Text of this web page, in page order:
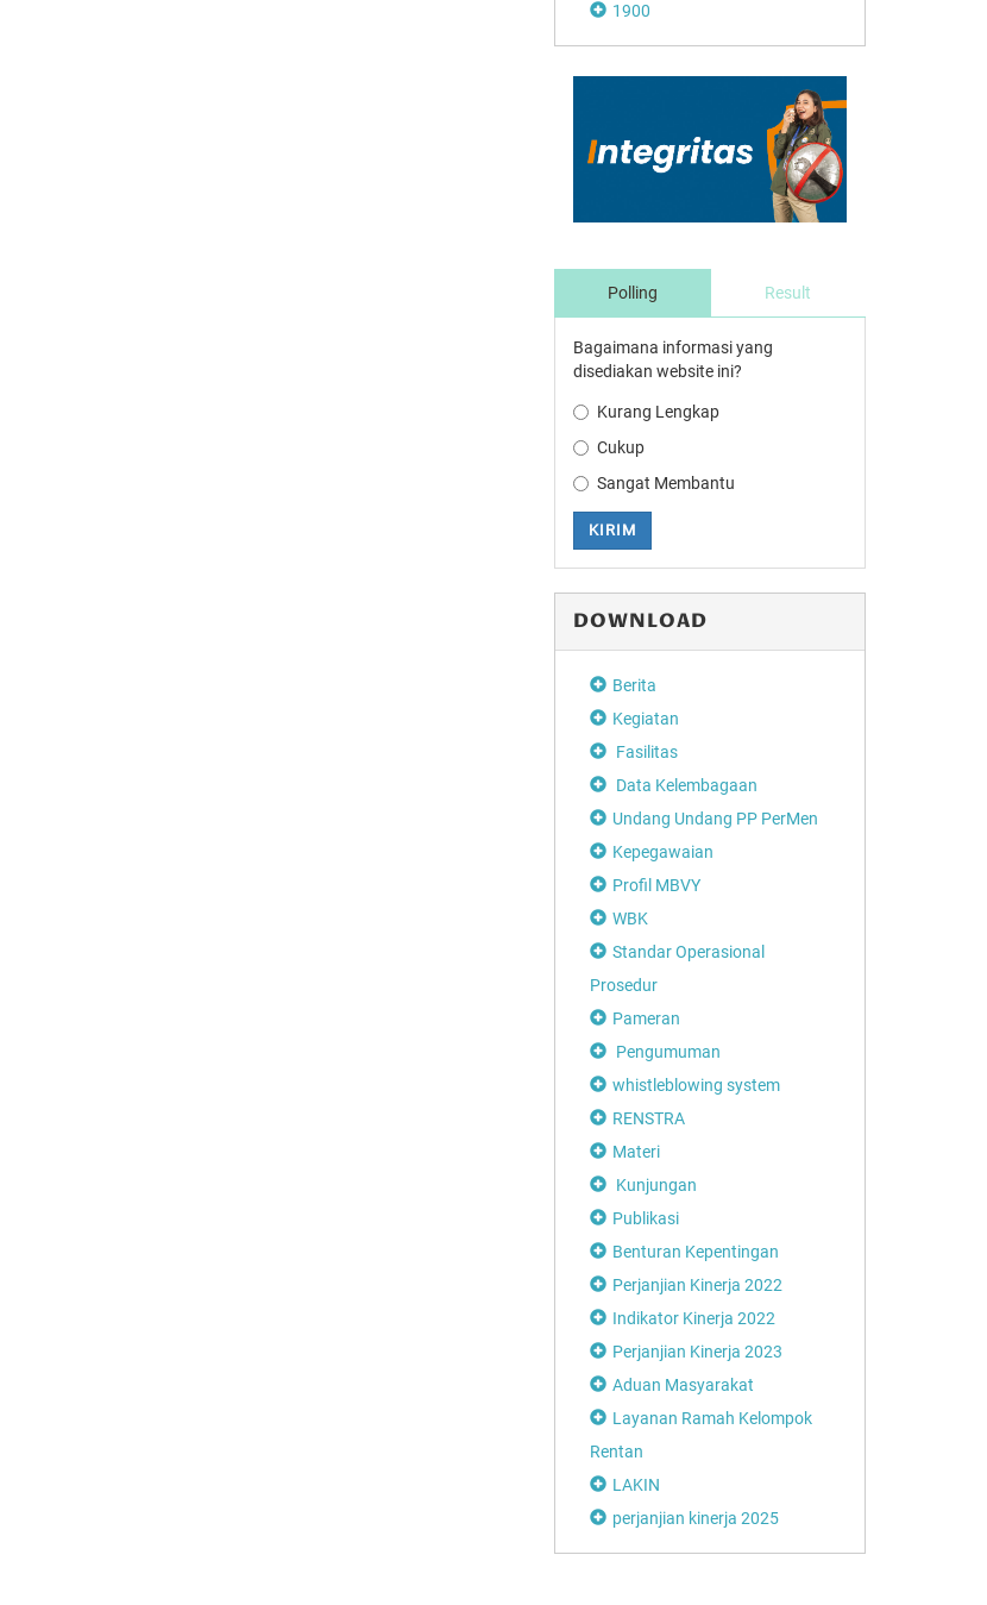
1900
Polling Result
Bagaimana informasi yang
disediakan website ini?
Kurang Lengkap
Cukup
Sangat Membantu
KIRIM
DOWNLOAD
Berita
Kegiatan
Fasilitas
Data Kelembagaan
Undang Undang PP PerMen
Kepegawaian
Profil MBVY
WBK
Standar Operasional
Prosedur
Pameran
Pengumuman
whistleblowing system
RENSTRA
Materi
Kunjungan
Publikasi
Benturan Kepentingan
Perjanjian Kinerja 2022
Indikator Kinerja 2022
Perjanjian Kinerja 2023
Aduan Masyarakat
Layanan Ramah Kelompok
Rentan
LAKIN
perjanjian kinerja 2025